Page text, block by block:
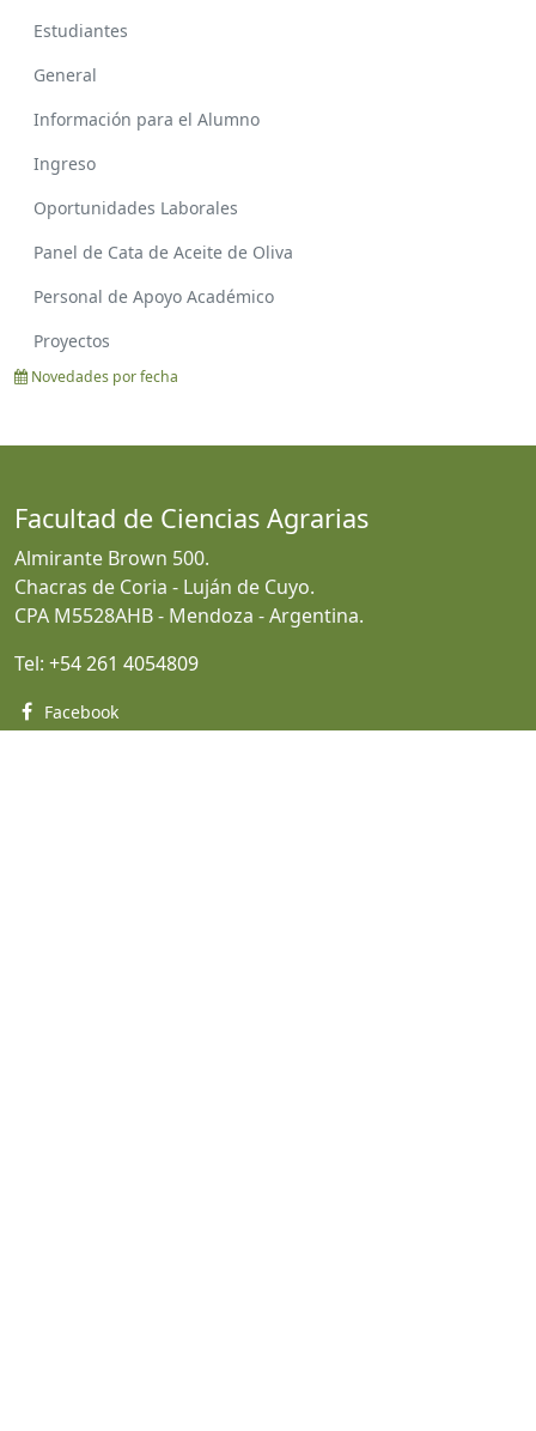
Estudiantes
General
Información para el Alumno
Ingreso
Oportunidades Laborales
Panel de Cata de Aceite de Oliva
Personal de Apoyo Académico
Proyectos
Novedades por fecha
Facultad de Ciencias Agrarias
Almirante Brown 500.
Chacras de Coria - Luján de Cuyo.
CPA M5528AHB - Mendoza - Argentina.
Tel: +54 261 4054809
Facebook